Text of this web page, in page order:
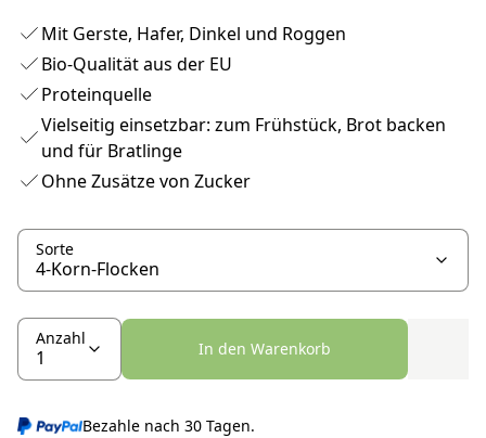
Mit Gerste, Hafer, Dinkel und Roggen
Bio-Qualität aus der EU
Proteinquelle
Vielseitig einsetzbar: zum Frühstück, Brot backen
und für Bratlinge
Ohne Zusätze von Zucker
Sorte
Anzahl
In den Warenkorb
Bezahle nach 30 Tagen.